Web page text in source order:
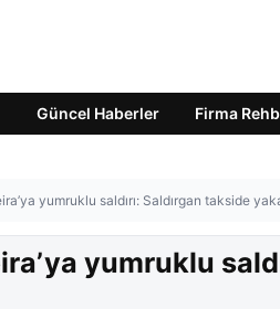
Güncel Haberler Firma
yumruklu saldırı: Saldırgan takside
yumruklu